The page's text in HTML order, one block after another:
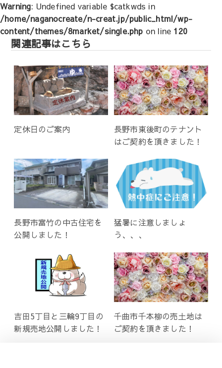
シ
ョ
ン
Warning: Undefined variable $catkwds in
/home/naganocreate/n-creat.jp/public_html/wp-
content/themes/8market/single.php on line 120
関連記事はこちら
定休日のご案内
長野市東後町のテナント
はご契約を頂きました！
長野市富竹の中古住宅を
公開しました！
猛暑に注意しましょ
う、、、
吉田5丁目と三輪9丁目の
新規売地公開しました！
千曲市千本柳の売土地は
ご契約を頂きました！